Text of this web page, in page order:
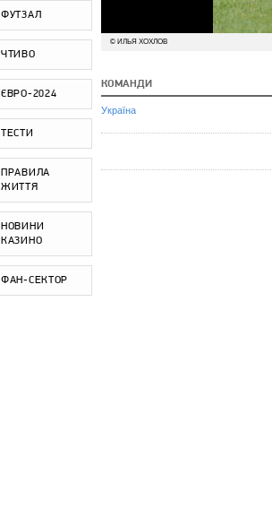
ФУТЗАЛ
ЧТИВО
ЄВРО-2024
ТЕСТИ
ПРАВИЛА
ЖИТТЯ
НОВИНИ
КАЗИНО
ФАН-СЕКТОР
© ИЛЬЯ ХОХЛОВ
КОМАНДИ
Україна